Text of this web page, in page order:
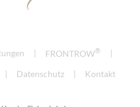
FRONTROW®
Datenschutz Kontakt